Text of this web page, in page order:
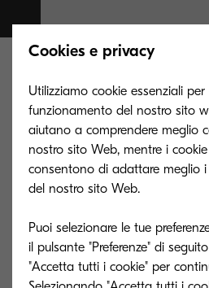
promuovono
sostenibili
Le MFP TASKalfa ed
lavorare con soluzioni di
i processi e promuovono la
Cookies e privacy
Utilizziamo cookie essenziali
funzionamento del nostro sito
aiutano a comprendere meglio
nostro sito Web, mentre i
consentono di adattare meglio
del nostro sito Web.
Puoi selezionare le tue
il pulsante "Preferenze" di
"Accetta tutti i cookie" per